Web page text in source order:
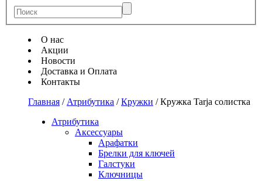
О нас
Акции
Новости
Доставка и Оплата
Контакты
Главная / Атрибутика /Кружки /Кружка Tarja солистка
Атрибутика
Аксессуары
Арафатки
Брелки для ключей
Галстуки
Ключницы